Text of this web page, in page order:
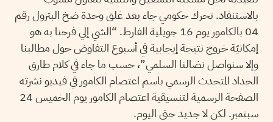
بالاستنفاد. تحرك حكومي جاء بعد غلق وحدة ضخ البترول رقم
04 بالكامور يوم 16 جويلية الفارط. “الشي إلي فرحنا به هو
إمكانيّة خروج نتيجة إيجابية في أسبوع التفاوض حول مطالبنا
وإلا سنواصل نضالنا السلمي”، حسب ما جاء في كلام طارق
الحداد المتحدث الرسمي باسم اعتصام الكامور في فيديو نشرته
الصفحة الرسمية لتنسيقية اعتصام الكامور يوم الخميس 24
سبتمبر. لكن لا جديد حتى اليوم.